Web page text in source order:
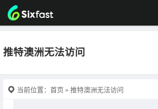
推特澳洲无法访问
当前位置： 首页 » 推特澳洲无法访问